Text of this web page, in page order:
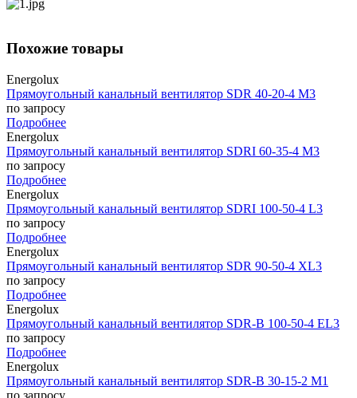
Похожие товары
Energolux
Прямоугольный канальный вентилятор SDR 40-20-4 M3
по запросу
Подробнее
Energolux
Прямоугольный канальный вентилятор SDRI 60-35-4 M3
по запросу
Подробнее
Energolux
Прямоугольный канальный вентилятор SDRI 100-50-4 L3
по запросу
Подробнее
Energolux
Прямоугольный канальный вентилятор SDR 90-50-4 XL3
по запросу
Подробнее
Energolux
Прямоугольный канальный вентилятор SDR-B 100-50-4 EL3
по запросу
Подробнее
Energolux
Прямоугольный канальный вентилятор SDR-B 30-15-2 M1
по запросу